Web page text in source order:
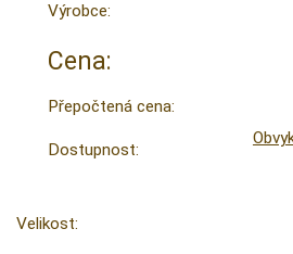
Výrobce:
Cena:
Přepočtená cena:
Dostupnost:
Velikost: